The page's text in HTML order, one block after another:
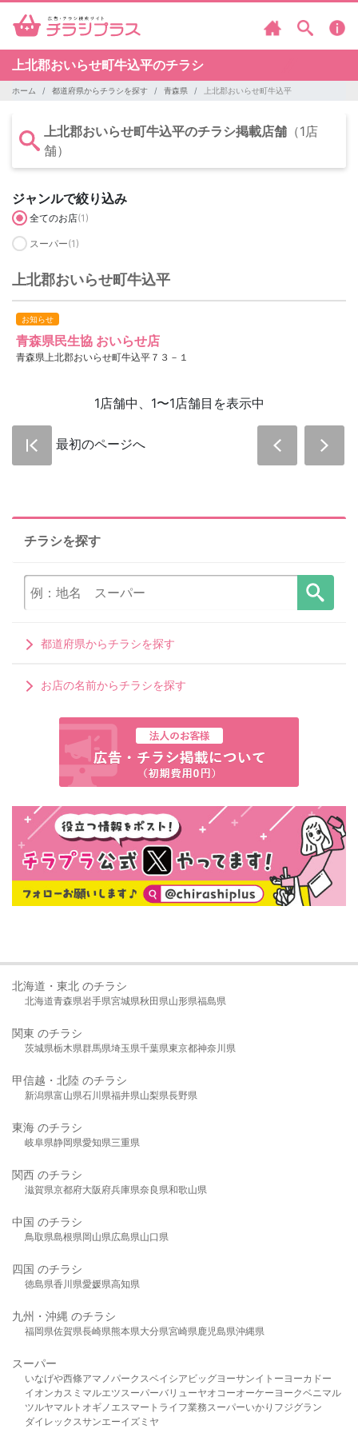
上北郡おいらせ町牛込平のチラシ
ホーム 都道府県からチラシを探す 青森県 上北郡おいらせ町牛込平
上北郡おいらせ町牛込平のチラシ掲載店舗 （1店
舗）
ジャンルで絞り込み
全てのお店(1)
スーパー(1)
上北郡おいらせ町牛込平
お知らせ
青森県民生協 おいらせ店
青森県上北郡おいらせ町牛込平７３－１
1店舗中、1〜1店舗目を表示中
最初のページへ
チラシを探す
都道府県からチラシを探す
お店の名前からチラシを探す
北海道・東北 のチラシ
北海道青森県岩手県宮城県秋田県山形県福島県
関東 のチラシ
茨城県栃木県群馬県埼玉県千葉県東京都神奈川県
甲信越・北陸 のチラシ
新潟県富山県石川県福井県山梨県長野県
東海 のチラシ
岐阜県静岡県愛知県三重県
関西 のチラシ
滋賀県京都府大阪府兵庫県奈良県和歌山県
中国 のチラシ
鳥取県島根県岡山県広島県山口県
四国 のチラシ
徳島県香川県愛媛県高知県
九州・沖縄 のチラシ
福岡県佐賀県長崎県熊本県大分県宮崎県鹿児島県沖縄県
スーパー
いなげや西條アマノパークスベイシア ビッグヨーサンイトーヨーカドー
イオンカスミ マルエツスーパーバリューヤオコーオーケー ヨークベニマル
ツルヤマルト オギノ エスマート ライフ業務スーパーいかり フジグラン
ダイレックスサンエーイズミヤ